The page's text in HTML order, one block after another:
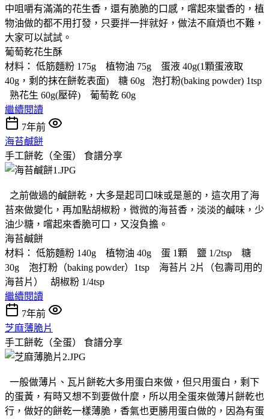
中咀嚼有滿滿的花生香，還有脆脆的口感，嚐起來蠻香的，植
物油做的都不用打發，只要拌一拌就好，做法不麻煩也不難，
大家可以試試。
葡萄乾花生酥
材料： 低筋麵粉 175g 植物油 75g 蛋液 40g(1顆蛋液取
40g，剩的抹在餅乾表面) 糖 60g 泡打粉(baking powder) 1tsp
熟花生 60g(壓碎) 葡萄乾 60g
繼續閱讀
7年前
海苔鹹餅
手工餅乾（全蛋） 食譜分享
之前做過的鹹餅乾，大多是起司口味或是蔥的，這次用了海
苔來做變化，再加點胡椒粉，微微的海苔香，淡淡的鹹味，少
油少糖，嚐起來香脆可口，又沒負擔。
海苔鹹餅
材料： 低筋麵粉 140g 植物油 40g 蛋 1顆 鹽 1/2tsp 糖
30g 泡打粉（baking powder）1tsp 海苔片 2片（包壽司用的
海苔片） 胡椒粉 1/4tsp
繼續閱讀
7年前
芝麻薄脆片
手工餅乾（全蛋） 食譜分享
一般做薄片、瓦片餅乾大多用蛋白來做，但只用蛋白，剩下
的蛋黃，有時又想不到要做什麼，所以用全蛋來做薄片餅乾也
行，做好的餅乾一樣薄脆，香氣也更勝用蛋白做的，因為有蛋